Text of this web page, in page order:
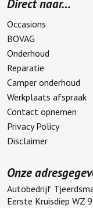
BOVAG
Onderhoud
Reparatie
Camper onderhoud
Werkplaats afspraak
Contact opnemen
Privacy Policy
Disclaimer
Onze
Eerste Kruisdiep WZ
Nieuw Weerdinge